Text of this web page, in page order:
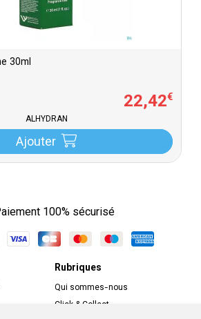
30ml
22,42€
ALHYDRAN
Ajouter
100% sécurisé
Rubriques
Qui sommes-nous
Click & Collect